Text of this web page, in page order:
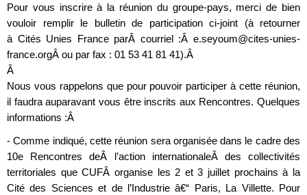
Pour vous inscrire à la réunion du groupe-pays, merci de bien
vouloir remplir le bulletin de participation ci-joint (à retourner
à Cités Unies France parÂ courriel :Â e.seyoum@cites-unies-
france.orgÂ ou par fax : 01 53 41 81 41).Â
Â
Nous vous rappelons que pour pouvoir participer à cette réunion,
il faudra auparavant vous être inscrits aux Rencontres. Quelques
informations :Â
- Comme indiqué, cette réunion sera organisée dans le cadre des
10e Rencontres deÂ l’action internationaleÂ des collectivités
territoriales que CUFÂ organise les 2 et 3 juillet prochains à la
Cité des Sciences et de l’Industrie â€“ Paris, La Villette. Pour